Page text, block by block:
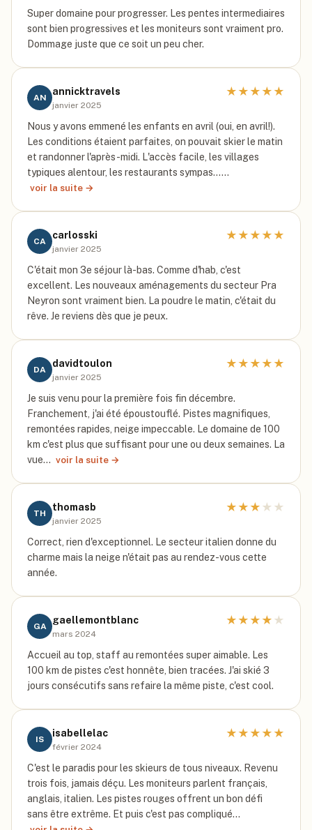
Super domaine pour progresser. Les pentes intermediaires
sont bien progressives et les moniteurs sont vraiment pro.
Dommage juste que ce soit un peu cher.
AN
annicktravels
janvier 2025
★ ★ ★ ★ ★
Nous y avons emmené les enfants en avril (oui, en avril!).
Les conditions étaient parfaites, on pouvait skier le matin
et randonner l'après-midi. L'accès facile, les villages
typiques alentour, les restaurants sympas...…
voir la suite →
CA
carlosski
janvier 2025
★ ★ ★ ★ ★
C'était mon 3e séjour là-bas. Comme d'hab, c'est
excellent. Les nouveaux aménagements du secteur Pra
Neyron sont vraiment bien. La poudre le matin, c'était du
rêve. Je reviens dès que je peux.
DA
davidtoulon
janvier 2025
★ ★ ★ ★ ★
Je suis venu pour la première fois fin décembre.
Franchement, j'ai été époustouflé. Pistes magnifiques,
remontées rapides, neige impeccable. Le domaine de 100
km c'est plus que suffisant pour une ou deux semaines. La
vue… voir la suite →
TH
thomasb
janvier 2025
★ ★ ★ ★ ★
Correct, rien d'exceptionnel. Le secteur italien donne du
charme mais la neige n'était pas au rendez-vous cette
année.
GA
gaellemontblanc
mars 2024
★ ★ ★ ★ ★
Accueil au top, staff au remontées super aimable. Les
100 km de pistes c'est honnête, bien tracées. J'ai skié 3
jours consécutifs sans refaire la même piste, c'est cool.
IS
isabellelac
février 2024
★ ★ ★ ★ ★
C'est le paradis pour les skieurs de tous niveaux. Revenu
trois fois, jamais déçu. Les moniteurs parlent français,
anglais, italien. Les pistes rouges offrent un bon défi
sans être extrême. Et puis c'est pas compliqué…